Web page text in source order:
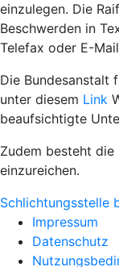
einzulegen. Die
Beschwerden in
Telefax oder E-
Die Bundesanstalt
unter diesem Link
beaufsichtigte
Zudem besteht
einzureichen.
Schlichtungsstelle
Impressum
Datenschutz